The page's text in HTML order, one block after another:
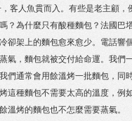
，客人魚貫而入。有些是老主顧
？為什麼只有酸種麵包？法國巴
卻架上的麵包愈來愈少。電話
氣，麵包就被交付給命運。我
們通常會用餘溫烤一批麵包，同
這種麵包不需要太高的溫度，
溫烤的麵包也不怎麼需要蒸氣。